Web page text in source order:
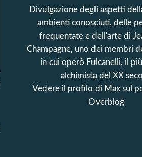
Divulgazione degli aspetti
ambienti conosciuti, delle
frequentate e dell'arte di
Champagne, uno dei membri
in cui operò Fulcanelli, il
alchimista del XX
Vedere il profilo di Max sul
Overblog